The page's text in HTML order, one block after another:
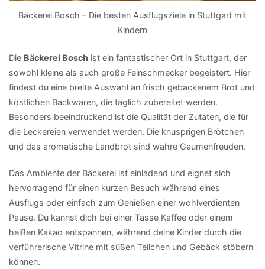
Bäckerei Bosch – Die besten Ausflugsziele in Stuttgart mit
Kindern
Die Bäckerei Bosch ist ein fantastischer Ort in Stuttgart, der
sowohl kleine als auch große Feinschmecker begeistert. Hier
findest du eine breite Auswahl an frisch gebackenem Brot und
köstlichen Backwaren, die täglich zubereitet werden.
Besonders beeindruckend ist die Qualität der Zutaten, die für
die Leckereien verwendet werden. Die knusprigen Brötchen
und das aromatische Landbrot sind wahre Gaumenfreuden.
Das Ambiente der Bäckerei ist einladend und eignet sich
hervorragend für einen kurzen Besuch während eines
Ausflugs oder einfach zum Genießen einer wohlverdienten
Pause. Du kannst dich bei einer Tasse Kaffee oder einem
heißen Kakao entspannen, während deine Kinder durch die
verführerische Vitrine mit süßen Teilchen und Gebäck stöbern
können.